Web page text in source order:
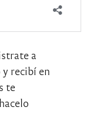
a
recibí en
te